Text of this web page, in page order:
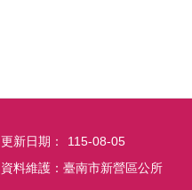
更新日期：
115-08-05
資料維護：臺南市新營區公所